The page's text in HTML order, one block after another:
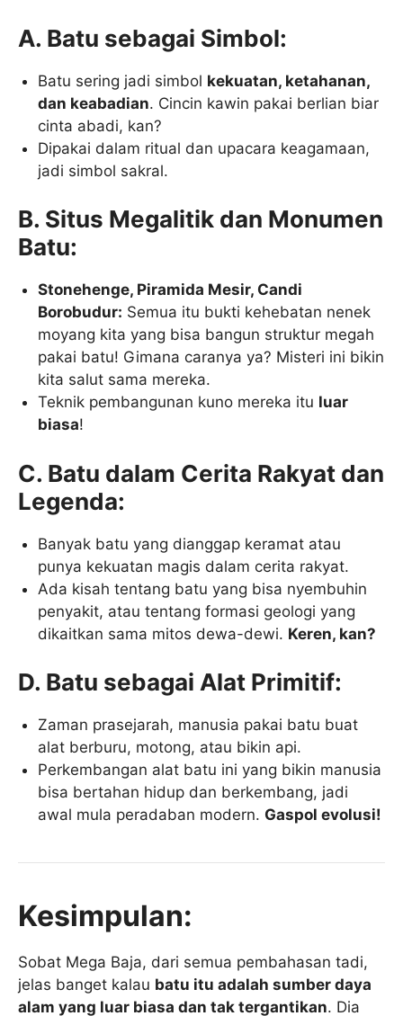
A. Batu sebagai Simbol:
Batu sering jadi simbol kekuatan, ketahanan,
dan keabadian. Cincin kawin pakai berlian biar
cinta abadi, kan?
Dipakai dalam ritual dan upacara keagamaan,
jadi simbol sakral.
B. Situs Megalitik dan Monumen
Batu:
Stonehenge, Piramida Mesir, Candi
Borobudur: Semua itu bukti kehebatan nenek
moyang kita yang bisa bangun struktur megah
pakai batu! Gimana caranya ya? Misteri ini bikin
kita salut sama mereka.
Teknik pembangunan kuno mereka itu luar
biasa!
C. Batu dalam Cerita Rakyat dan
Legenda:
Banyak batu yang dianggap keramat atau
punya kekuatan magis dalam cerita rakyat.
Ada kisah tentang batu yang bisa nyembuhin
penyakit, atau tentang formasi geologi yang
dikaitkan sama mitos dewa-dewi. Keren, kan?
D. Batu sebagai Alat Primitif:
Zaman prasejarah, manusia pakai batu buat
alat berburu, motong, atau bikin api.
Perkembangan alat batu ini yang bikin manusia
bisa bertahan hidup dan berkembang, jadi
awal mula peradaban modern. Gaspol evolusi!
Kesimpulan:
Sobat Mega Baja, dari semua pembahasan tadi,
jelas banget kalau batu itu adalah sumber daya
alam yang luar biasa dan tak tergantikan. Dia